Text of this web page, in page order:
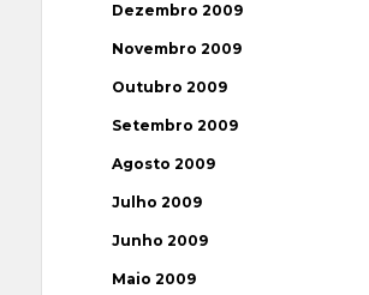
Dezembro 2009
Novembro 2009
Outubro 2009
Setembro 2009
Agosto 2009
Julho 2009
Junho 2009
Maio 2009